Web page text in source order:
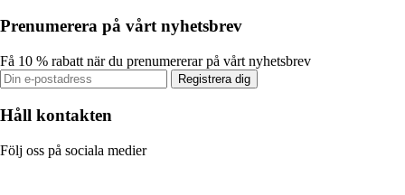
Prenumerera på vårt nyhetsbrev
Få 10 % rabatt när du prenumererar på vårt nyhetsbrev
Registrera dig
Håll kontakten
Följ oss på sociala medier